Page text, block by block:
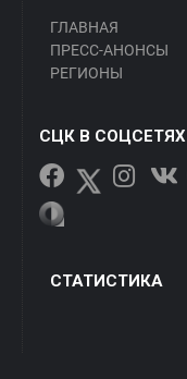
ГЛАВНАЯ
ПРЕСС-АНОНСЫ
РЕГИОНЫ
СЦК В СОЦСЕТЯХ
СТАТИСТИКА